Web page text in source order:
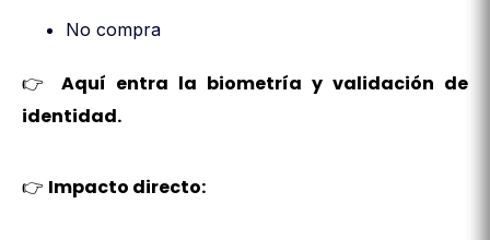
No compra
👉 Aquí entra la biometría y validación de
identidad.
👉 Impacto directo: